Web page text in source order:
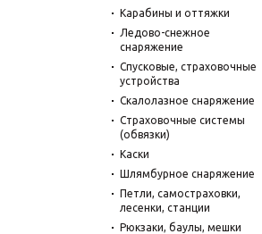
Карабины и оттяжки
Ледово-снежное
снаряжение
Спусковые, страховочные
устройства
Скалолазное снаряжение
Страховочные системы
(обвязки)
Каски
Шлямбурное снаряжение
Петли, самостраховки,
лесенки, станции
Рюкзаки, баулы, мешки